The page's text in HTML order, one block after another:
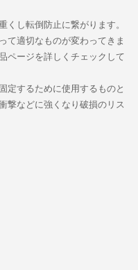
くし転倒防止に繋がります。
て適切なものが変わってきま
ページを詳しくチェックして
定するために使用するものと
撃などに強くなり破損のリス